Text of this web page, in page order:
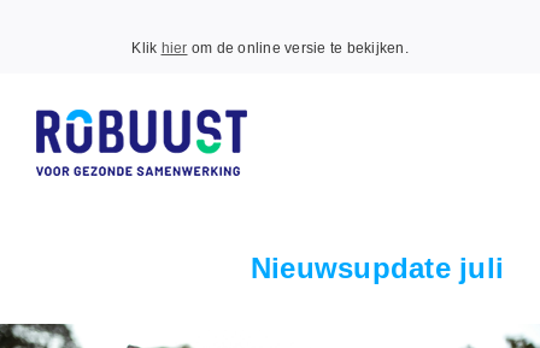
zomer toegewenst!
Klik hier om de online versie te bekijken.
Nieuwsupdate juli